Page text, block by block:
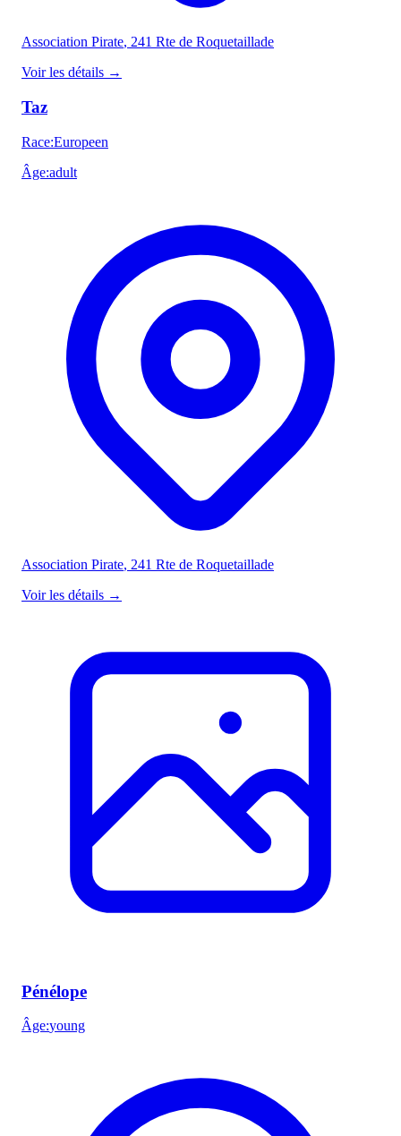
Association Pirate, 241 Rte de Roquetaillade
Voir les détails →
Taz
Race:Europeen
Âge:adult
Association Pirate, 241 Rte de Roquetaillade
Voir les détails →
Pénélope
Âge:young